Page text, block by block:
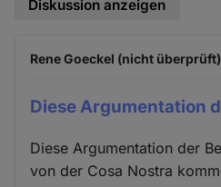
Diskussion anzeigen
Rene Goeckel (nicht überprüft)
Diese Argumentation
Diese Argumentation der
von der Cosa Nostra